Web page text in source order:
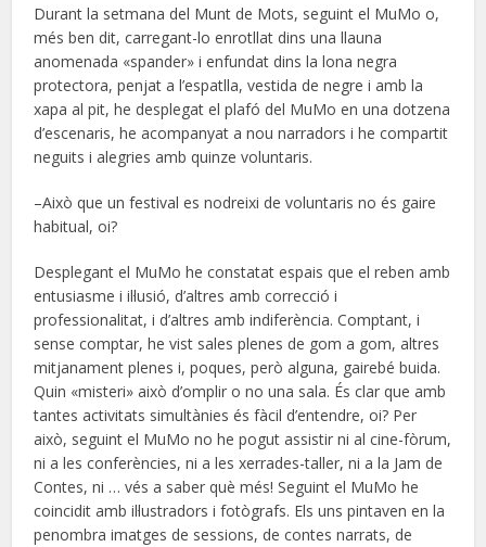
Durant la setmana del Munt de Mots, seguint el MuMo o,
més ben dit, carregant-lo enrotllat dins una llauna
anomenada «spander» i enfundat dins la lona negra
protectora, penjat a l’espatlla, vestida de negre i amb la
xapa al pit, he desplegat el plafó del MuMo en una dotzena
d’escenaris, he acompanyat a nou narradors i he compartit
neguits i alegries amb quinze voluntaris.
–Això que un festival es nodreixi de voluntaris no és gaire
habitual, oi?
Desplegant el MuMo he constatat espais que el reben amb
entusiasme i il·lusió, d’altres amb correcció i
professionalitat, i d’altres amb indiferència. Comptant, i
sense comptar, he vist sales plenes de gom a gom, altres
mitjanament plenes i, poques, però alguna, gairebé buida.
Quin «misteri» això d’omplir o no una sala. És clar que amb
tantes activitats simultànies és fàcil d’entendre, oi? Per
això, seguint el MuMo no he pogut assistir ni al cine-fòrum,
ni a les conferències, ni a les xerrades-taller, ni a la Jam de
Contes, ni … vés a saber què més! Seguint el MuMo he
coincidit amb il·lustradors i fotògrafs. Els uns pintaven en la
penombra imatges de sessions, de contes narrats, de